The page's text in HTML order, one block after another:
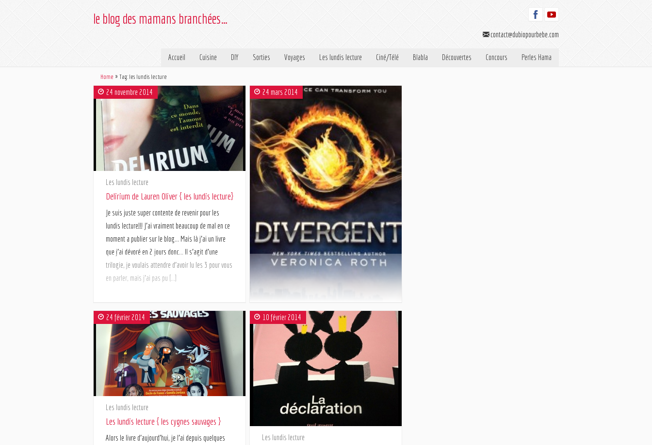
contact@dubiopourbebe.com
le blog des mamans branchées…
Accueil Cuisine DIY Sorties Voyages Les lundis lecture Ciné/Télé Blabla Découvertes Concours Perles Hama
Home Tag: les lundis lecture
24 novembre 2014
Les lundis lecture
Delirium de Lauren Oliver { les lundis lecture}
Je suis juste super contente de revenir pour les
lundis lecture!!! J’ai vraiment beaucoup de mal en ce
moment a publier sur le blog… Mais là j’ai un livre
que j’ai dévoré en 2 jours donc… Il s’agit d’une
trilogie, je voulais attendre d’avoir lu les 3 pour vous
en parler, mais j’ai pas pu […]
24 mars 2014
Les lundis lecture
Divergente tome 1 de Veronica Roth { les
lundis lectures}
Je n’avais pas oublié ce rendez vous… c’est juste
j’ai encore plein de livre que j’adore à vous
présenter!!! Et aujourd’hui je vais te parler du livre
24 février 2014
Les lundis lecture
Les lundis lecture { les cygnes sauvages }
Alors le livre d’aujourd’hui, je l’ai depuis quelques
10 février 2014
Les lundis lecture